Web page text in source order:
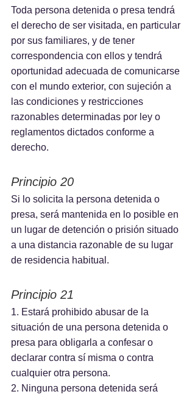
Toda persona detenida o presa tendrá
el derecho de ser visitada, en particular
por sus familiares, y de tener
correspondencia con ellos y tendrá
oportunidad adecuada de comunicarse
con el mundo exterior, con sujeción a
las condiciones y restricciones
razonables determinadas por ley o
reglamentos dictados conforme a
derecho.
Principio 20
Si lo solicita la persona detenida o
presa, será mantenida en lo posible en
un lugar de detención o prisión situado
a una distancia razonable de su lugar
de residencia habitual.
Principio 21
1. Estará prohibido abusar de la
situación de una persona detenida o
presa para obligarla a confesar o
declarar contra sí misma o contra
cualquier otra persona.
2. Ninguna persona detenida será